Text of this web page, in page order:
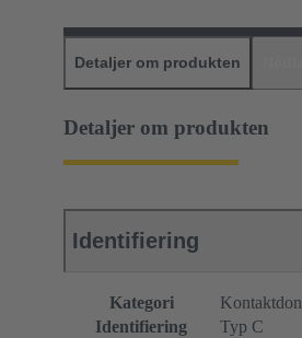
Detaljer om produkten
Detaljer om produkten
Identifiering
Kategori
Kontaktdon
Identifiering
Typ C